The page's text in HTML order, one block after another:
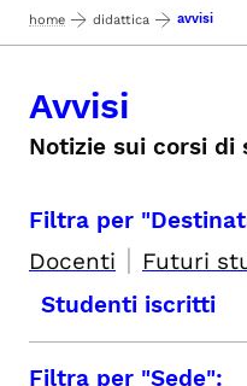
home didattica avvisi
Avvisi
Notizie sui corsi di
Filtra per
Docenti | Futuri
Studenti iscritti
Filtra per "Sede":